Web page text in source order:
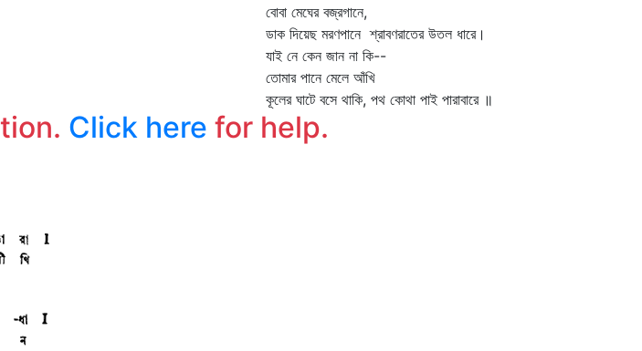
বোবা মেঘের বজ্রগানে,
ডাক দিয়েছ মরণপানে শ্রাবণরাতের উতল ধারে।
যাই নে কেন জান না কি--
তোমার পানে মেলে আঁখি
কূলের ঘাটে বসে থাকি, পথ কোথা পাই পারাবারে ॥
Click here for help.